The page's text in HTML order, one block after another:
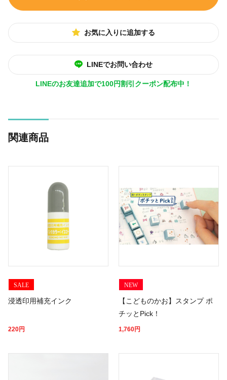
お気に入りに追加する
LINEでお問い合わせ
LINEのお友達追加で100円割引クーポン配布中！
関連商品
SALE
浸透印用補充インク
220円
NEW
【こどものかお】スタンプ ポ
チッとPick！
1,760円